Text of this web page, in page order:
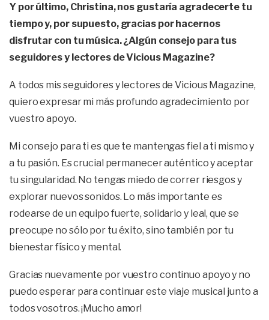
Y por último, Christina, nos gustaría agradecerte tu
tiempo y, por supuesto, gracias por hacernos
disfrutar con tu música. ¿Algún consejo para tus
seguidores y lectores de Vicious Magazine?
A todos mis seguidores y lectores de Vicious Magazine,
quiero expresar mi más profundo agradecimiento por
vuestro apoyo.
Mi consejo para ti es que te mantengas fiel a ti mismo y
a tu pasión. Es crucial permanecer auténtico y aceptar
tu singularidad. No tengas miedo de correr riesgos y
explorar nuevos sonidos. Lo más importante es
rodearse de un equipo fuerte, solidario y leal, que se
preocupe no sólo por tu éxito, sino también por tu
bienestar físico y mental.
Gracias nuevamente por vuestro continuo apoyo y no
puedo esperar para continuar este viaje musical junto a
todos vosotros. ¡Mucho amor!